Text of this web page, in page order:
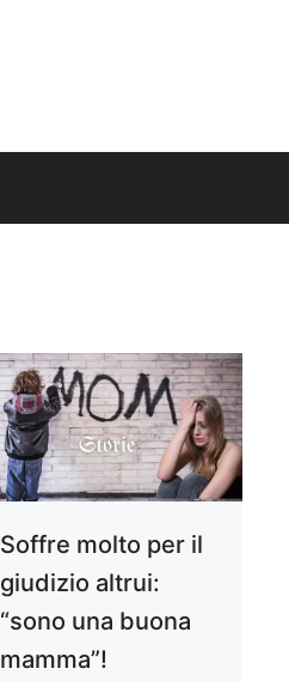
Soffre molto per il
giudizio altrui:
“sono una buona
mamma”!